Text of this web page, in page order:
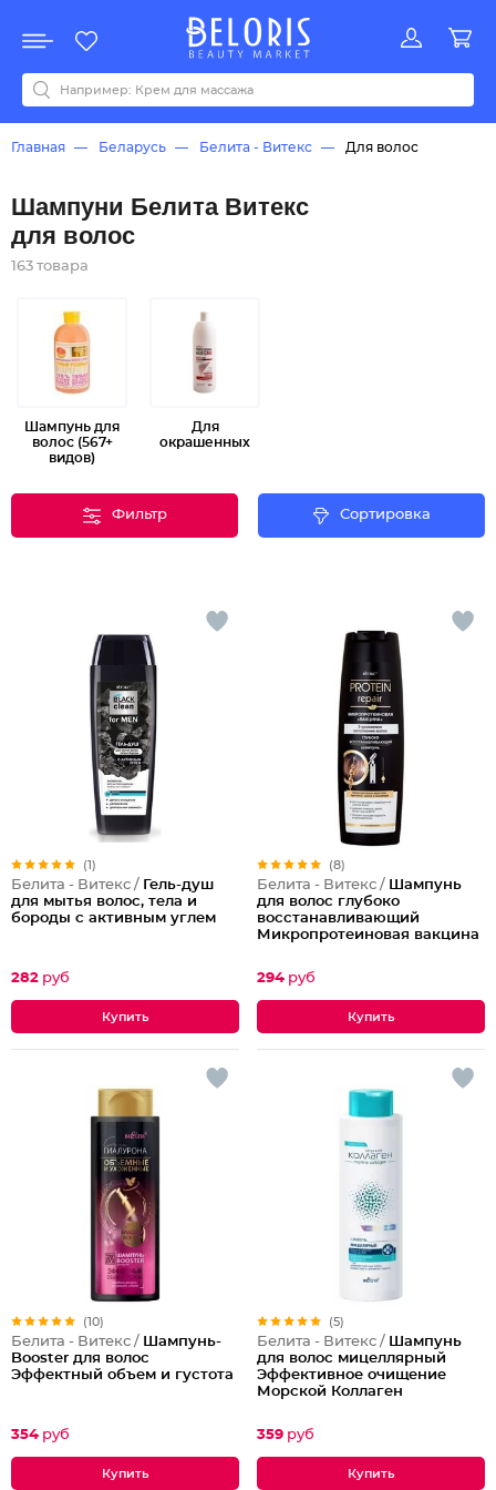
Акции
Все бренды
0-9ABCDEFGHIJKLMNOPQRSTUVWYZАБВДЗИМОКЛНПРСТУФ
Главная Беларусь Белита - Витекс Для волос
Шампуни Белита Витекс
для волос
163 товара
Шампунь для
волос (567+
видов)
Для
окрашенных
Фильтр Сортировка
(1)
Белита - Витекс / Гель-душ
для мытья волос, тела и
бороды с активным углем
282 руб
(8)
Белита - Витекс / Шампунь
для волос глубоко
восстанавливающий
Микропротеиновая вакцина
294 руб
(10)
Белита - Витекс / Шампунь-
Booster для волос
Эффектный объем и густота
354 руб
(5)
Белита - Витекс / Шампунь
для волос мицеллярный
Эффективное очищение
Морской Коллаген
359 руб